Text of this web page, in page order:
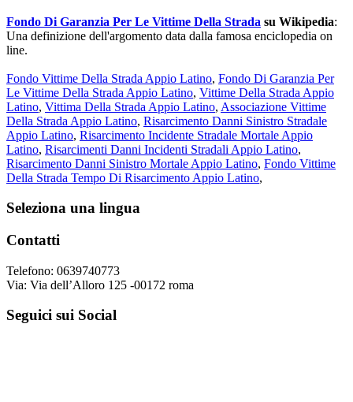
Fondo Di Garanzia Per Le Vittime Della Strada su Wikipedia:
Una definizione dell'argomento data dalla famosa enciclopedia on
line.
Fondo Vittime Della Strada Appio Latino, Fondo Di Garanzia Per
Le Vittime Della Strada Appio Latino, Vittime Della Strada Appio
Latino, Vittima Della Strada Appio Latino, Associazione Vittime
Della Strada Appio Latino, Risarcimento Danni Sinistro Stradale
Appio Latino, Risarcimento Incidente Stradale Mortale Appio
Latino, Risarcimenti Danni Incidenti Stradali Appio Latino,
Risarcimento Danni Sinistro Mortale Appio Latino, Fondo Vittime
Della Strada Tempo Di Risarcimento Appio Latino,
Footer
Seleziona una lingua
Contatti
Telefono: 0639740773
Via: Via dell’Alloro 125 -00172 roma
Seguici sui Social